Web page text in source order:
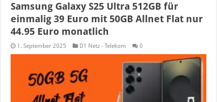
Samsung Galaxy S25 Ultra 512GB für
einmalig 39 Euro mit 50GB Allnet Flat nur
44.95 Euro monatlich
1. September 2025 D1 Netz - Telekom 0